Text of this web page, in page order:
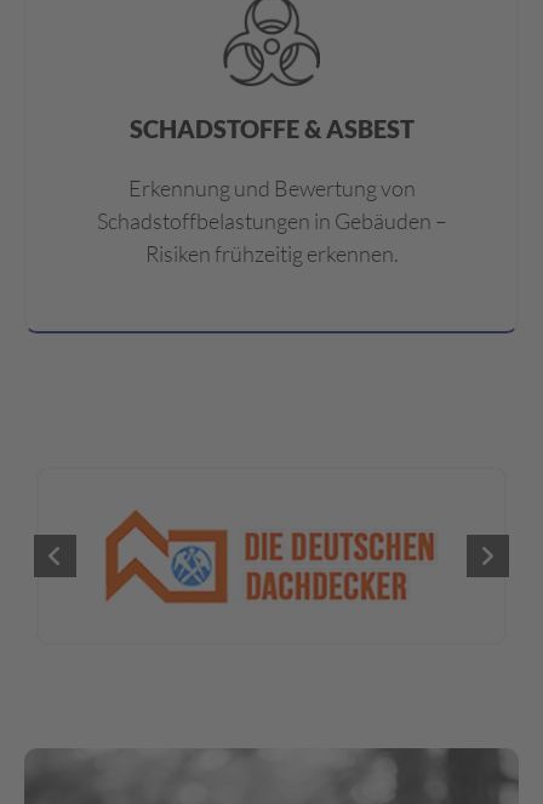
SCHADSTOFFE & ASBEST
Erkennung und Bewertung von
Schadstoffbelastungen in Gebäuden –
Risiken frühzeitig erkennen.